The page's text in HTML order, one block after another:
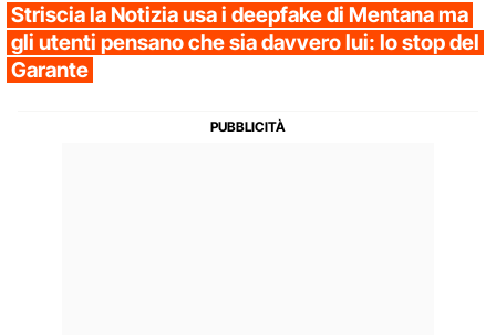
Striscia la Notizia usa i deepfake di Mentana ma
gli utenti pensano che sia davvero lui: lo stop del
Garante